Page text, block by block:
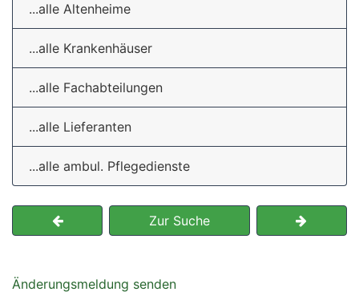
...alle Altenheime
...alle Krankenhäuser
...alle Fachabteilungen
...alle Lieferanten
...alle ambul. Pflegedienste
Zur Suche
Änderungsmeldung senden